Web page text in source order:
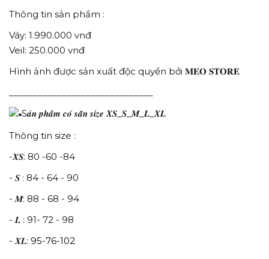
Thông tin sản phẩm :
Váy: 1.990.000 vnđ
Veil: 250.000 vnđ
Hình ảnh được sản xuất độc quyền bởi 𝐌𝐄𝐎 𝐒𝐓𝐎𝐑𝐄
S𝒂̉𝒏 𝒑𝒉𝒂̂̉𝒎 𝒄𝒐́ 𝒔𝒂̆̃𝒏 𝒔𝒊𝒛𝒆 𝑿𝑺_𝑺_𝑴_𝑳_𝑿𝑳
Thông tin size :
-𝑿𝑺: 80 -60 -84
- 𝑺 : 84 - 64 - 90
- 𝑴: 88 - 68 - 94
- 𝑳 : 91- 72 - 98
- 𝑿𝑳: 95-76-102